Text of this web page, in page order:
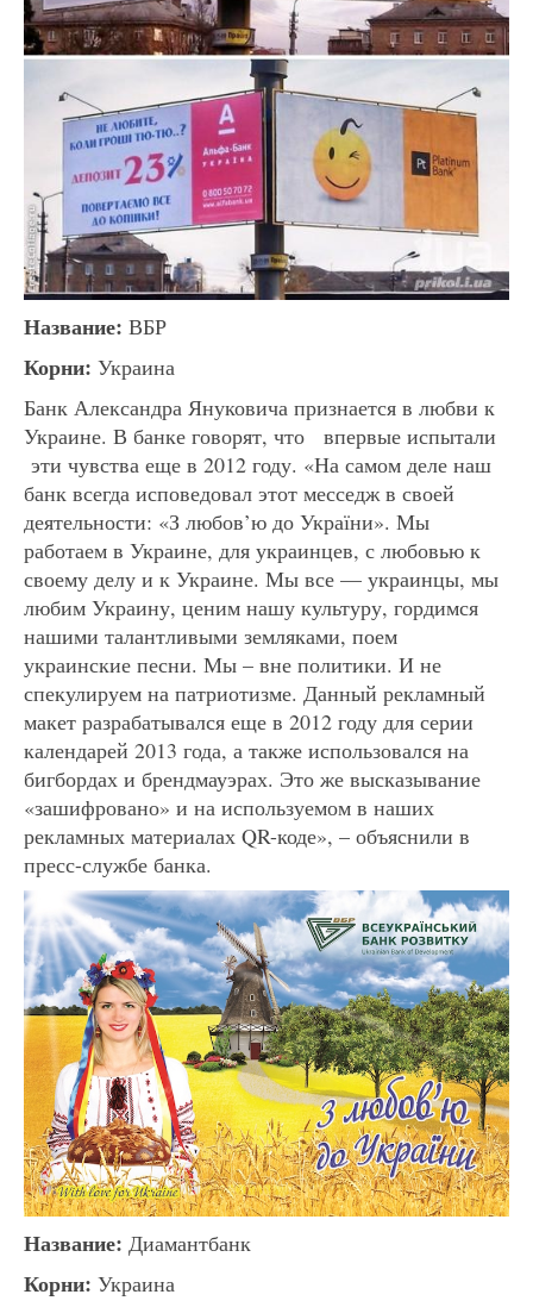
Название: ВБР
Корни: Украина
Банк Александра Януковича признается в любви к
Украине. В банке говорят, что впервые испытали
эти чувства еще в 2012 году. «На самом деле наш
банк всегда исповедовал этот месседж в своей
деятельности: «З любов’ю до України». Мы
работаем в Украине, для украинцев, с любовью к
своему делу и к Украине. Мы все — украинцы, мы
любим Украину, ценим нашу культуру, гордимся
нашими талантливыми земляками, поем
украинские песни. Мы – вне политики. И не
спекулируем на патриотизме. Данный рекламный
макет разрабатывался еще в 2012 году для серии
календарей 2013 года, а также использовался на
бигбордах и брендмауэрах. Это же высказывание
«зашифровано» и на используемом в наших
рекламных материалах QR-коде», – объяснили в
пресс-службе банка.
Название: Диамантбанк
Корни: Украина